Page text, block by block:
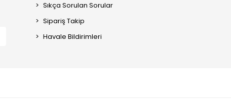
Sıkça Sorulan Sorular
Sipariş Takip
Havale Bildirimleri